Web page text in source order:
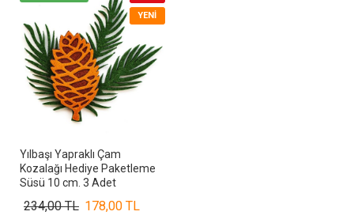
YENI
Yılbaşı Yapraklı Çam
Kozalağı Hediye Paketleme
Süsü 10 cm. 3 Adet
178,00 TL
234,00 TL